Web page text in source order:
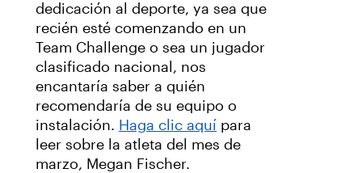
dedicación al deporte, ya sea que
recién esté comenzando en un
Team Challenge o sea un jugador
clasificado nacional, nos
encantaría saber a quién
recomendaría de su equipo o
instalación. Haga clic aquí para
leer sobre la atleta del mes de
marzo, Megan Fischer.